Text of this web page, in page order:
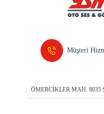
Müşteri
ÖMERCİKLER MAH.